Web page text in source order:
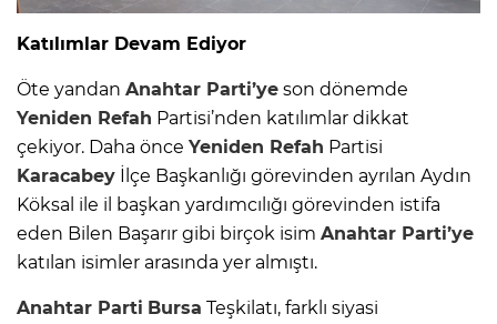
Katılımlar Devam Ediyor
Öte yandan Anahtar Parti’ye son dönemde
Yeniden Refah Partisi’nden katılımlar dikkat
çekiyor. Daha önce Yeniden Refah Partisi
Karacabey İlçe Başkanlığı görevinden ayrılan Aydın
Köksal ile il başkan yardımcılığı görevinden istifa
eden Bilen Başarır gibi birçok isim Anahtar Parti’ye
katılan isimler arasında yer almıştı.
Anahtar Parti Bursa Teşkilatı, farklı siyasi